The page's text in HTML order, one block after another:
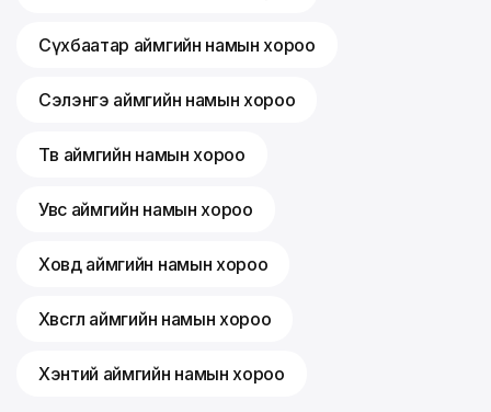
Сүхбаатар аймгийн намын хороо
Сэлэнгэ аймгийн намын хороо
Төв аймгийн намын хороо
Увс аймгийн намын хороо
Ховд аймгийн намын хороо
Хөвсгөл аймгийн намын хороо
Хэнтий аймгийн намын хороо